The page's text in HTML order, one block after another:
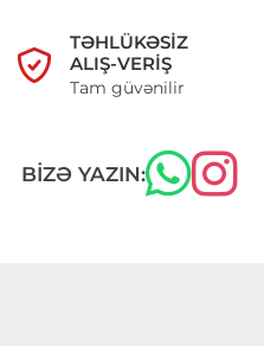
TƏHLÜKƏSIZ
ALIŞ-VERIŞ
Tam güvənilir
BIZƏ YAZIN: